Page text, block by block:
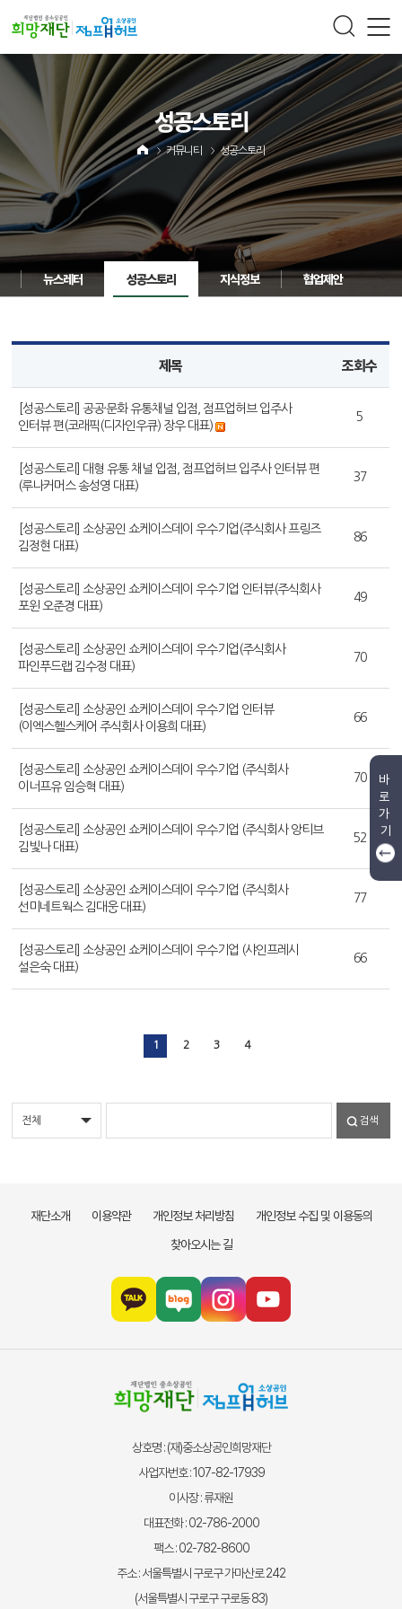
성공스토리
커뮤니티 성공스토리
뉴스레터 성공스토리 지식정보 협업제안
제목 조회수
[성공스토리] 공공·문화 유통채널 입점, 점프업허브 입주사
인터뷰 편(코래픽(디자인우큐) 장우 대표)
5
[성공스토리] 대형 유통 채널 입점, 점프업허브 입주사 인터뷰 편
(루나커머스 송성영 대표)
37
[성공스토리] 소상공인 쇼케이스데이 우수기업(주식회사 프링즈
김정현 대표)
86
[성공스토리] 소상공인 쇼케이스데이 우수기업 인터뷰(주식회사
포윈 오준경 대표)
49
[성공스토리] 소상공인 쇼케이스데이 우수기업(주식회사
파인푸드랩 김수정 대표)
70
[성공스토리] 소상공인 쇼케이스데이 우수기업 인터뷰
(이엑스헬스케어 주식회사 이용희 대표)
66
[성공스토리] 소상공인 쇼케이스데이 우수기업 (주식회사
이너프유 임승혁 대표)
70
[성공스토리] 소상공인 쇼케이스데이 우수기업 (주식회사 앙티브
김빛나 대표)
52
[성공스토리] 소상공인 쇼케이스데이 우수기업 (주식회사
선미네트웍스 김대웅 대표)
77
[성공스토리] 소상공인 쇼케이스데이 우수기업 (샤인프레시
설은숙 대표)
66
1 2 3 4
검색
재단소개 이용약관 개인정보 처리방침
개인정보 수집 및 이용동의
찾아오시는 길
상호명 : (재)중소상공인희망재단
사업자번호 : 107-82-17939
이사장 : 류재원
대표전화 : 02-786-2000
팩스 : 02-782-8600
주소 : 서울특별시 구로구 가마산로 242
(서울특별시 구로구 구로동 83)
바
로
가
기